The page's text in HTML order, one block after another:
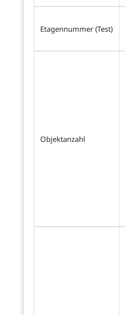
Etagennummer (Test)
Objektanzahl